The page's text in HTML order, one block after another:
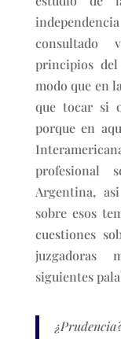
consultado
principios
modo que en
que tocar si
porque en
profesional
Argentina,
sobre esos
cuestiones
siguientes